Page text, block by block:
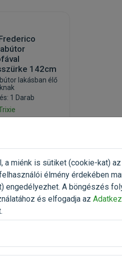
142cm
lakásban élő
1 Darab
Ft 81 366 Ft
Kosárba
a miénk is sütiket (cookie-kat)
élmény érdekében
engedélyezhet. A böngészés
és elfogadja az